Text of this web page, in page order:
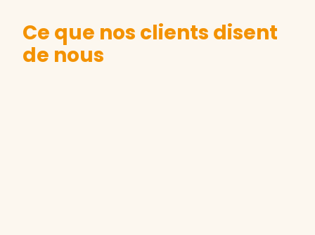
Ce que nos clients disent
de nous